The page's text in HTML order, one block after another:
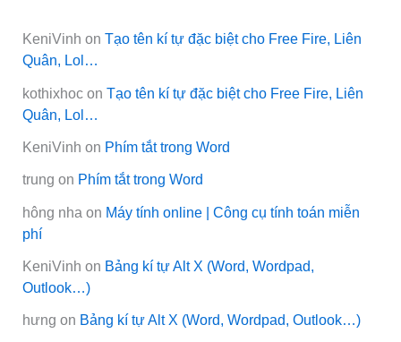
KeniVinh onTạo tên kí tự đặc biệt cho Free Fire, Liên
Quân, Lol…
kothixhoc onTạo tên kí tự đặc biệt cho Free Fire, Liên
Quân, Lol…
KeniVinh on Phím tắt trong Word
trung on Phím tắt trong Word
hông nha on Máy tính online | Công cụ tính toán miễn
phí
KeniVinh on Bảng kí tự Alt X (Word, Wordpad,
Outlook…)
hưng on Bảng kí tự Alt X (Word, Wordpad, Outlook…)